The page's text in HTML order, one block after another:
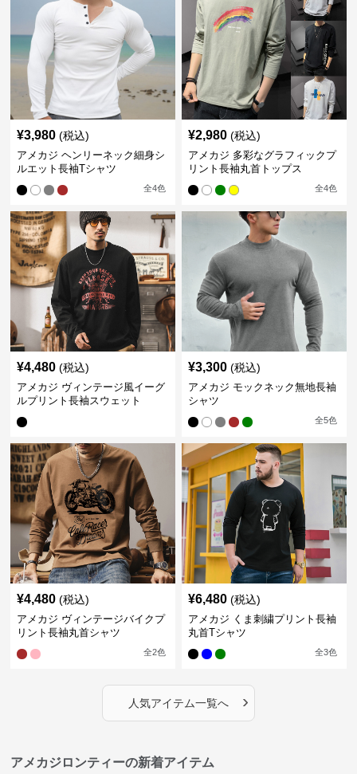
¥3,980 (税込)
アメカジ ヘンリーネック細身シ
ルエット長袖Tシャツ
全4色
¥2,980 (税込)
アメカジ 多彩なグラフィックプ
リント長袖丸首トップス
全4色
¥4,480 (税込)
アメカジ ヴィンテージ風イーグ
ルプリント長袖スウェット
¥3,300 (税込)
アメカジ モックネック無地長袖
シャツ
全5色
¥4,480 (税込)
アメカジ ヴィンテージバイクプ
リント長袖丸首シャツ
全2色
¥6,480 (税込)
アメカジ くま刺繍プリント長袖
丸首Tシャツ
全3色
人気アイテム一覧へ ›
アメカジロンティーの新着アイテム